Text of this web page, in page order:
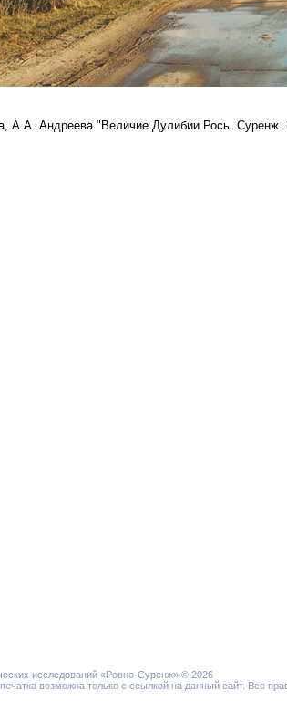
А.А. Андреева "Величие Дулибии Рось. Суренж.
исследований «Ровно-Суренж» © 2026
возможна только с ссылкой на данный сайт. Все